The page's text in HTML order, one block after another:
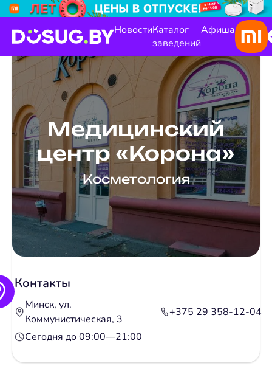
НовостиКаталог
заведений
Афиша
Медицинский
центр «Корона»
Косметология
Контакты
Минск, ул.
Коммунистическая, 3
+375 29 358-12-04
Сегодня до 09:00—21:00